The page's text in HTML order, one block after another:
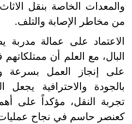
الخاصة بنقل الاثاث
مخاطر الإصابة والتلف.
على عمالة مدربة
مع العلم أن ممتلكاتهم
إنجاز العمل بسرعة
والاحترافية يجعل
النقل، مؤكداً على أهمية
حاسم في نجاح عمليات